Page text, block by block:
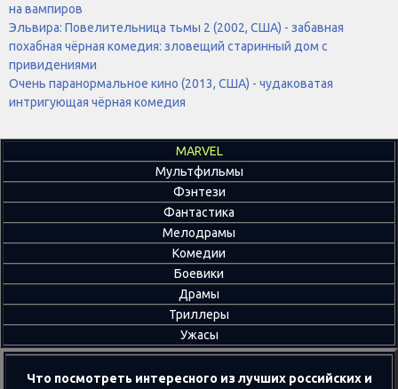
на вампиров
Эльвира: Повелительница тьмы 2 (2002, США) - забавная
похабная чёрная комедия: зловещий старинный дом с
привидениями
Очень паранормальное кино (2013, США) - чудаковатая
интригующая чёрная комедия
MARVEL
Мультфильмы
Фэнтези
Фантастика
Мелодрамы
Комедии
Боевики
Драмы
Триллеры
Ужасы
Что посмотреть интересного из лучших российских и